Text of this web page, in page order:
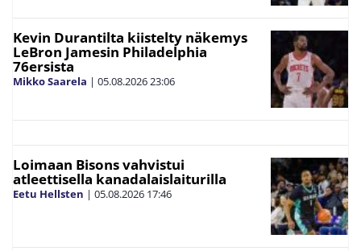
Kevin Durantilta kiistelty näkemys
LeBron Jamesin Philadelphia
76ersista
Mikko Saarela | 05.08.202623:06
Loimaan Bisons vahvistui
atleettisella kanadalaislaiturilla
Eetu Hellsten | 05.08.2026 17:46